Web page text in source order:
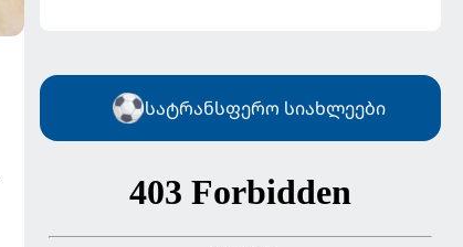
სატრანსფერო სიახლეები